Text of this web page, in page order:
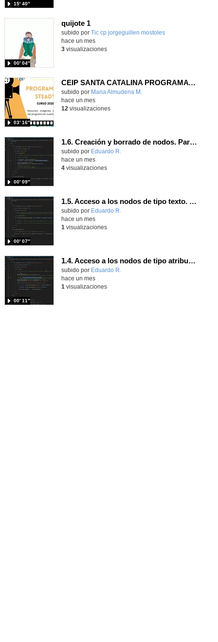
15′ 40″
quijote 1
subido por Tic cp jorgeguillen mostoles
00′ 04″
-
hace un mes
3visualizaciones
CEIP SANTA CATALINA PROGRAMA READY, STEADY, GO! 2025-26
Contenido educativo.
subido por Maria Almudena M.
03′ 16″
hace un mes
12 visualizaciones
1.6. Creación y borrado de nodos. Parte 1.
Contenido educativo.
subido por Eduardo R.
00′ 09″
hace un mes
4visualizaciones
1.5. Acceso a los nodos de tipo texto. Parte 1.
Contenido educativo.
subido por Eduardo R.
00′ 07″
hace un mes
1 visualizaciones
1.4. Acceso a los nodos de tipo atributo. Parte 5.
Contenido educativo.
subido por Eduardo R.
00′ 11″
hace un mes
1 visualizaciones